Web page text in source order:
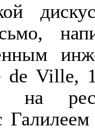
de Ville,